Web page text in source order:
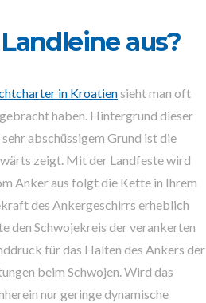
aus?
in Kroatiensieht man oft
haben. Hintergrund dieser
abschüssigem Grund ist die
zeigt. Mit der Landfeste wird
Anker aus folgt die Kette in Ihrem
des Ankergeschirrs erheblich
den Schwojekreis der verankerten
für das Halten des Ankers der
beim Schwojen. Wird das
nur geringe dynamische